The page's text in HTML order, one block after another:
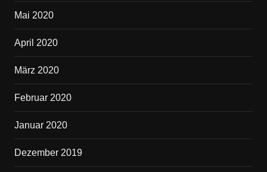
Mai 2020
April 2020
März 2020
Februar 2020
Januar 2020
Dezember 2019